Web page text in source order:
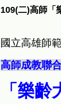
109(二)高師「
國立高雄師
高師成教聯
「樂齡